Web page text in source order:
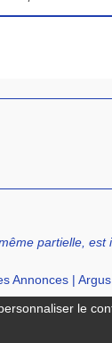
partielle, est
Annonces| Argus
Ecole de SUPle